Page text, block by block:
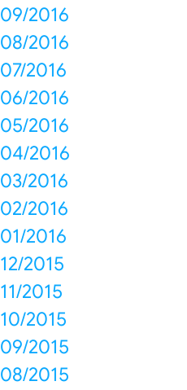
09/2016
08/2016
07/2016
06/2016
05/2016
04/2016
03/2016
02/2016
01/2016
12/2015
11/2015
10/2015
09/2015
08/2015